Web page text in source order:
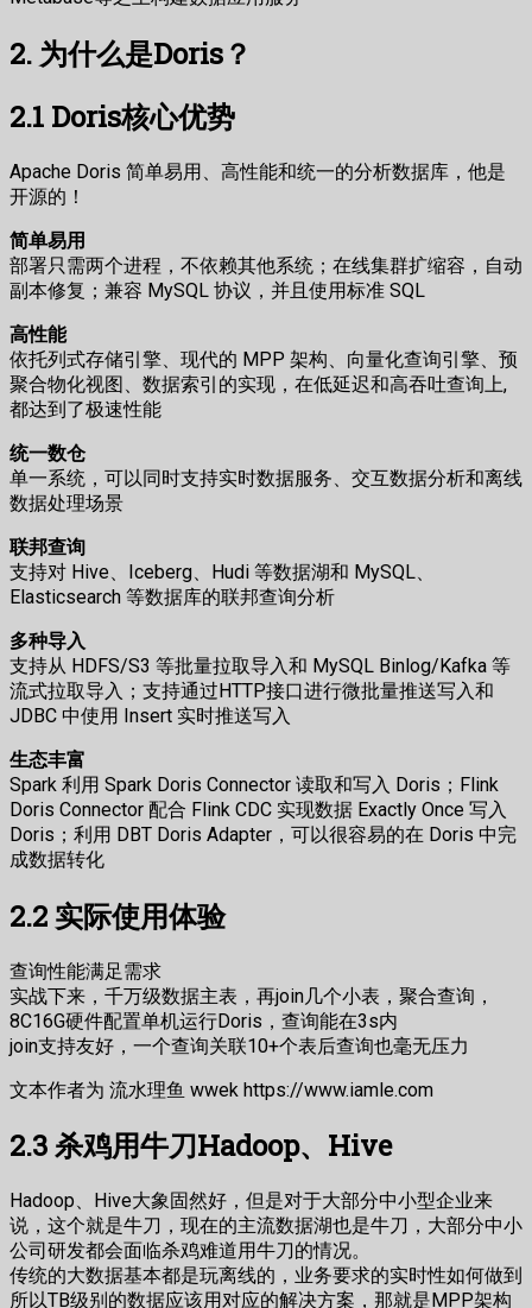
2. 为什么是Doris？
2.1 Doris核心优势
Apache Doris 简单易用、高性能和统一的分析数据库，他是
开源的！
简单易用
部署只需两个进程，不依赖其他系统；在线集群扩缩容，自动
副本修复；兼容 MySQL 协议，并且使用标准 SQL
高性能
依托列式存储引擎、现代的 MPP 架构、向量化查询引擎、预
聚合物化视图、数据索引的实现，在低延迟和高吞吐查询上,
都达到了极速性能
统一数仓
单一系统，可以同时支持实时数据服务、交互数据分析和离线
数据处理场景
联邦查询
支持对 Hive、Iceberg、Hudi 等数据湖和 MySQL、
Elasticsearch 等数据库的联邦查询分析
多种导入
支持从 HDFS/S3 等批量拉取导入和 MySQL Binlog/Kafka 等
流式拉取导入；支持通过HTTP接口进行微批量推送写入和
JDBC 中使用 Insert 实时推送写入
生态丰富
Spark 利用 Spark Doris Connector 读取和写入 Doris；Flink
Doris Connector 配合 Flink CDC 实现数据 Exactly Once 写入
Doris；利用 DBT Doris Adapter，可以很容易的在 Doris 中完
成数据转化
2.2 实际使用体验
查询性能满足需求
实战下来，千万级数据主表，再join几个小表，聚合查询，
8C16G硬件配置单机运行Doris，查询能在3s内
join支持友好，一个查询关联10+个表后查询也毫无压力
文本作者为 流水理鱼 wwek https://www.iamle.com
2.3 杀鸡用牛刀Hadoop、Hive
Hadoop、Hive大象固然好，但是对于大部分中小型企业来
说，这个就是牛刀，现在的主流数据湖也是牛刀，大部分中小
公司研发都会面临杀鸡难道用牛刀的情况。
传统的大数据基本都是玩离线的，业务要求的实时性如何做到
所以TB级别的数据应该用对应的解决方案，那就是MPP架构